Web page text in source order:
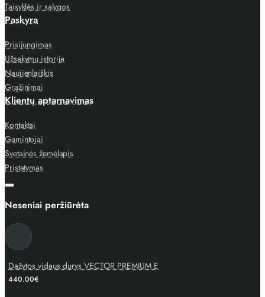
Taisyklės ir sąlygos
Paskyra
Prisijungimas
Užsakymų istorija
Naujienlaiškis
Grąžinimai
Klientų aptarnavimas
Kontaktai
Gamintojai
Svetainės žemėlapis
Pristatymas
Neseniai peržiūrėta
Dažytos vidaus durys VECTOR PREMIUM E
440.00€